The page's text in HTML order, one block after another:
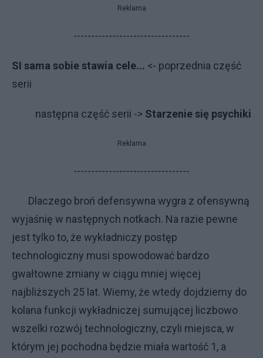
Reklama
---------------------------------
SI sama sobie stawia cele... <- poprzednia część
serii
następna część serii -> Starzenie się psychiki
Reklama
---------------------------------
Dlaczego broń defensywna wygra z ofensywną
wyjaśnię w następnych notkach. Na razie pewne
jest tylko to, że wykładniczy postęp
technologiczny musi spowodować bardzo
gwałtowne zmiany w ciągu mniej więcej
najbliższych 25 lat. Wiemy, że wtedy dojdziemy do
kolana funkcji wykładniczej sumującej liczbowo
wszelki rozwój technologiczny, czyli miejsca, w
którym jej pochodna będzie miała wartość 1, a